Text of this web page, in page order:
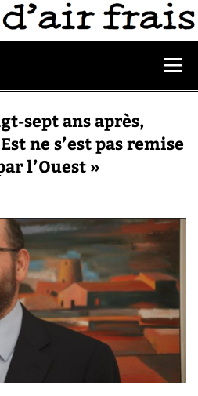
sept ans après,
ne s’est pas remise
l’Ouest »